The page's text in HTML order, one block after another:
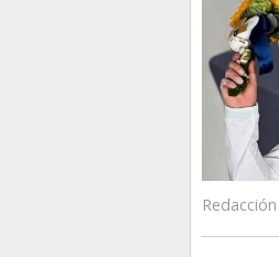
Redacción